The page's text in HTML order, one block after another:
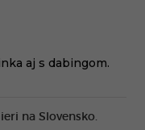
aj s dabingom.
na Slovensko.